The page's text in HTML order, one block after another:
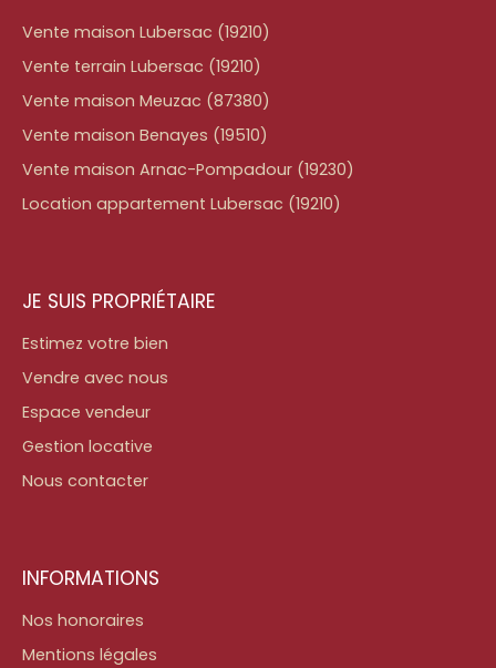
Vente maison Lubersac (19210)
Vente terrain Lubersac (19210)
Vente maison Meuzac (87380)
Vente maison Benayes (19510)
Vente maison Arnac-Pompadour (19230)
Location appartement Lubersac (19210)
JE SUIS PROPRIÉTAIRE
Estimez votre bien
Vendre avec nous
Espace vendeur
Gestion locative
Nous contacter
INFORMATIONS
Nos honoraires
Mentions légales